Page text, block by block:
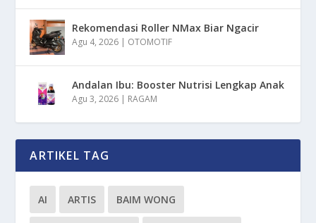
Rekomendasi Roller NMax Biar Ngacir
Agu 4, 2026 | OTOMOTIF
Andalan Ibu: Booster Nutrisi Lengkap Anak
Agu 3, 2026 | RAGAM
ARTIKEL TAG
AI ARTIS BAIM WONG